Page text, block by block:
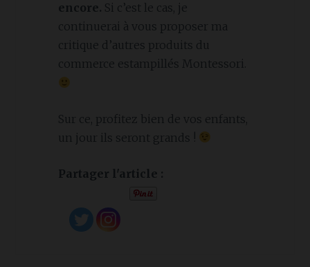
encore. Si c’est le cas, je
continuerai à vous proposer ma
critique d’autres produits du
commerce estampillés Montessori.
Sur ce, profitez bien de vos enfants,
un jour ils seront grands !
Partager l'article :